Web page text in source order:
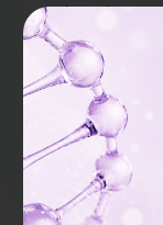
ผ่าตัดเต้านมอ
เป็นชาย
94,050 บาท